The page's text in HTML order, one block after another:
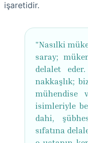
işaretidir.
"Nasılki
saray;
delalet
nakkaşlık;
mühendise
isimleriyle
dahi,
sıfatına